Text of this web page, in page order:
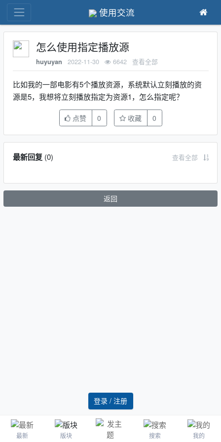
最新 版块 搜索 我的
登录 / 注册
使用交流
怎么使用指定播放源
huyuyan 2022-11-30 6642 查看全部
比如我的一部电影有5个播放资源，系统默认立刻播放的资
源是5，我想将立刻播放指定为资源1，怎么指定呢？
点赞 0 收藏 0
最新回复(0) 查看全部
返回